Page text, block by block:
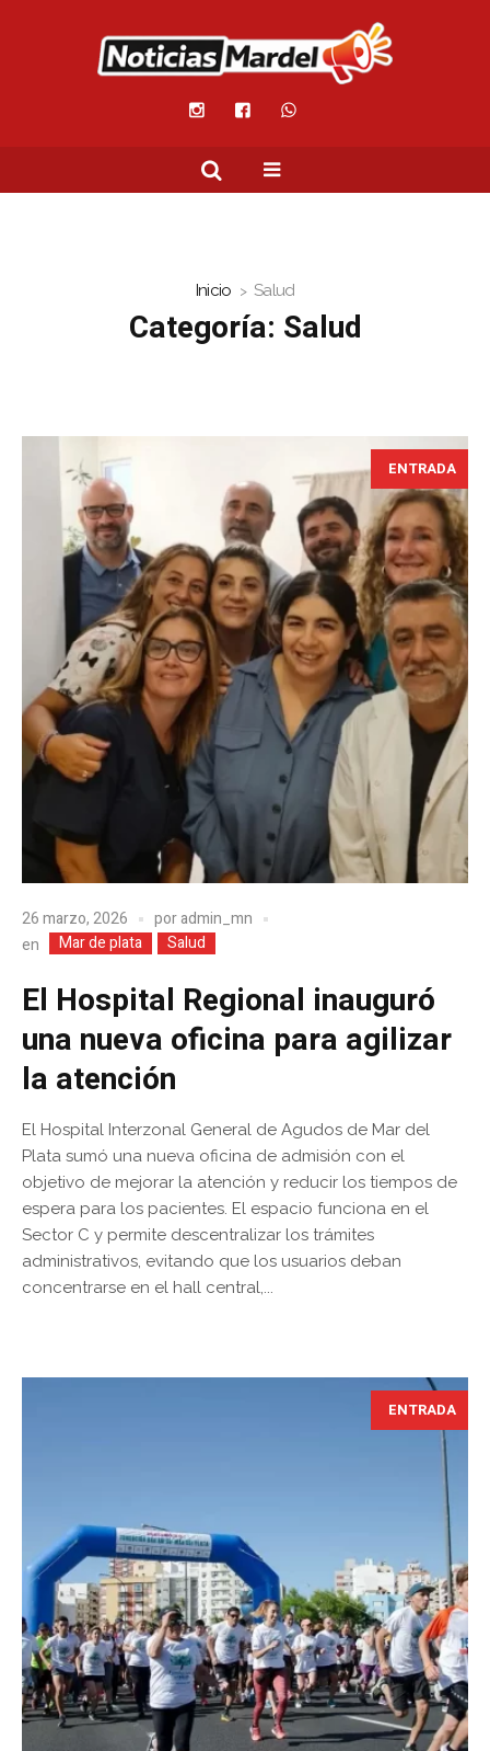
Inicio Salud
Categoría: Salud
ENTRADA
26 marzo, 2026 poradmin_mn
en
Mar de plata Salud
El Hospital Regional inauguró
una nueva oficina para agilizar
la atención
El Hospital Interzonal General de Agudos de Mar del
Plata sumó una nueva oficina de admisión con el
objetivo de mejorar la atención y reducir los tiempos de
espera para los pacientes. El espacio funciona en el
Sector C y permite descentralizar los trámites
administrativos, evitando que los usuarios deban
concentrarse en el hall central,...
ENTRADA